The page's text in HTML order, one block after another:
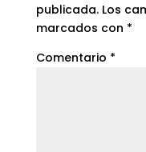
publicada. Los
marcados con *
Comentario *